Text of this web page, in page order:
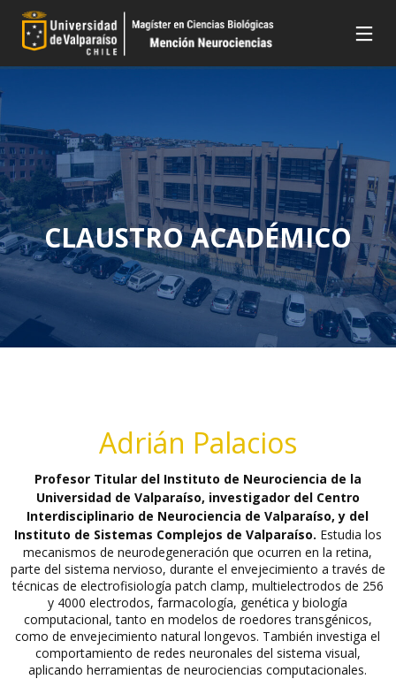
CLAUSTRO ACADÉMICO
Adrián Palacios
Profesor Titular del Instituto de Neurociencia de la
Universidad de Valparaíso, investigador del Centro
Interdisciplinario de Neurociencia de Valparaíso, y del
Instituto de Sistemas Complejos de Valparaíso. Estudia los
mecanismos de neurodegeneración que ocurren en la retina,
parte del sistema nervioso, durante el envejecimiento a través de
técnicas de electrofisiología patch clamp, multielectrodos de 256
y 4000 electrodos, farmacología, genética y biología
computacional, tanto en modelos de roedores transgénicos,
como de envejecimiento natural longevos. También investiga el
comportamiento de redes neuronales del sistema visual,
aplicando herramientas de neurociencias computacionales.